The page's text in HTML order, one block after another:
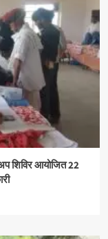
शिविर आयोजित 22